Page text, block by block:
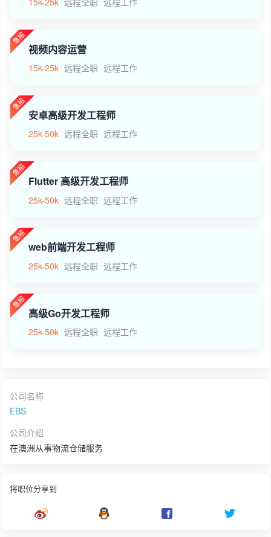
视频内容运营
15k-25k 远程全职 远程工作
安卓高级开发工程师
25k-50k 远程全职 远程工作
Flutter 高级开发工程师
25k-50k 远程全职 远程工作
web前端开发工程师
25k-50k 远程全职 远程工作
高级Go开发工程师
25k-50k 远程全职 远程工作
公司名称
EBS
公司介绍
在澳洲从事物流仓储服务
将职位分享到